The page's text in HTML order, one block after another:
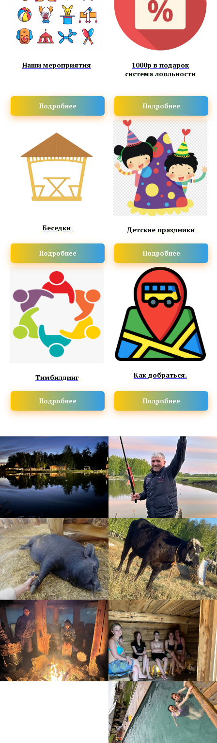
Наши мероприятия
Подробнее
1000р в подарок
система лояльности
Подробнее
Беседки
Подробнее
Детские праздники
Подробнее
Тимбилдинг
Подробнее
Как добраться.
Подробнее